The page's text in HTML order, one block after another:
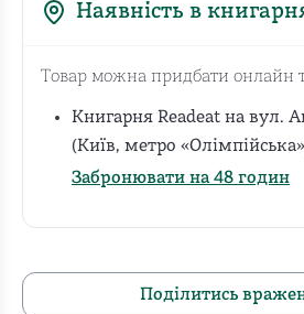
Наявність в
Товар можна придбати онлайн
Книгарня Readeat на вул.
(Київ, метро
Забронювати на 48 годин
Поділитись